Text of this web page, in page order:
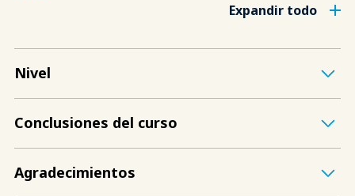
Expandir todo
Nivel
Conclusiones del curso
Agradecimientos